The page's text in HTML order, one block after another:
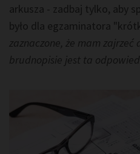
arkusza - zadbaj tylko, aby
było dla egzaminatora
zaznaczone, że mam
brudnopisie jest ta